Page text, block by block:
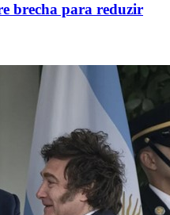
brecha para reduzir